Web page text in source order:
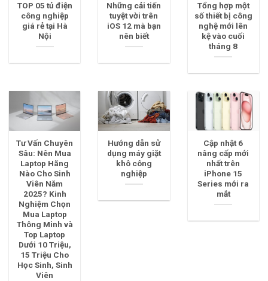
TOP 05 tủ điện
công nghiệp
giá rẻ tại Hà
Nội
Những cải tiến
tuyệt vời trên
iOS 12 mà bạn
nên biết
Tổng hợp một
số thiết bị công
nghệ mới lên
kệ vào cuối
tháng 8
Tư Vấn Chuyên
Sâu: Nên Mua
Laptop Hãng
Nào Cho Sinh
Viên Năm
2025? Kinh
Nghiệm Chọn
Mua Laptop
Thông Minh và
Top Laptop
Dưới 10 Triệu,
15 Triệu Cho
Học Sinh, Sinh
Viên
Hướng dẫn sử
dụng máy giặt
khô công
nghiệp
Cập nhật 6
nâng cấp mới
nhất trên
iPhone 15
Series mới ra
mắt